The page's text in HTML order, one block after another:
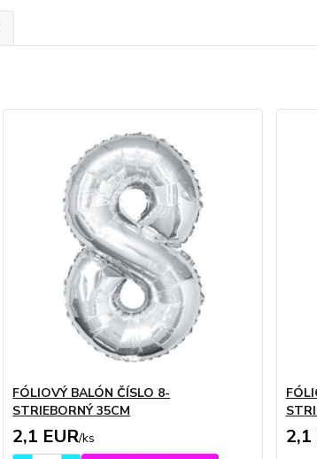
FÓLIOVÝ BALÓN ČÍSLO 8-
STRIEBORNÝ 35CM
2,1 EUR/ks 2,1